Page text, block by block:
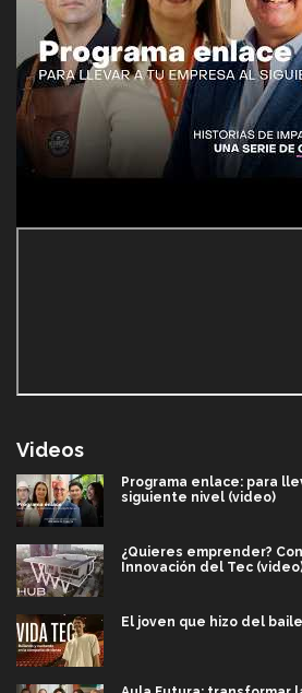
Videos
Programa enlace: para
siguiente nivel (video)
¿Quieres emprender?
Innovación del Tec
El joven que hizo del